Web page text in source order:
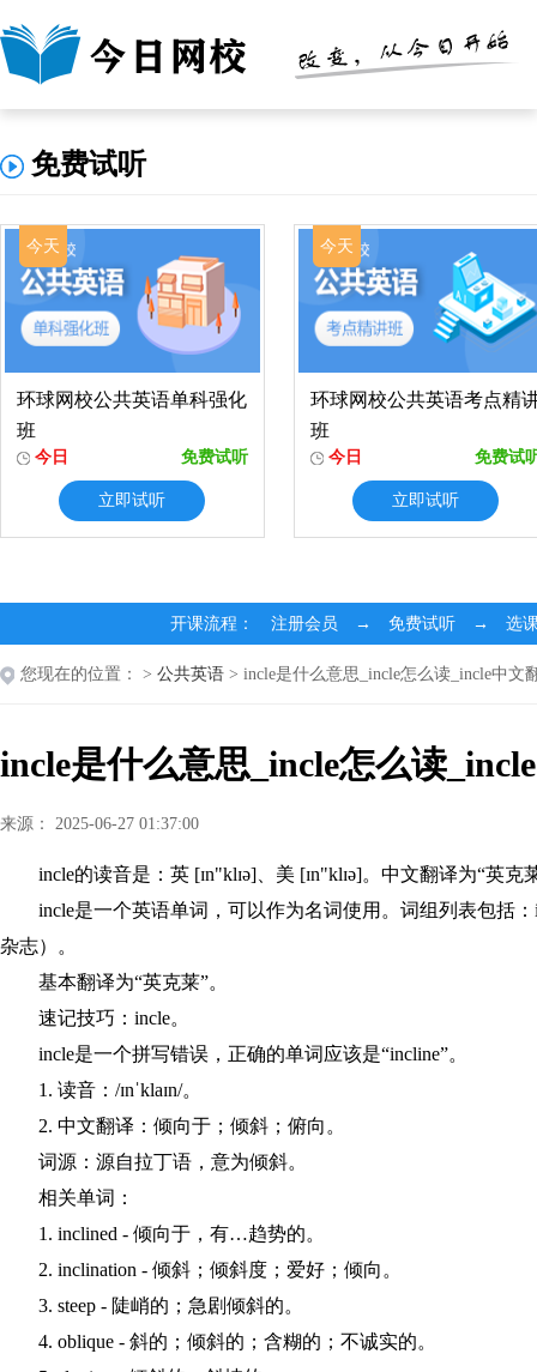
免费试听
今天
环球网校公共英语单科强化
班
今日 免费试听
立即试听
今天
环球网校公共英语考点精
班
今日 免费试
立即试听
开课流程： 注册会员 → 免费试听 → 选
您现在的位置： > 公共英语 > incle是什么意思_incle怎么读_incle中文
incle是什么意思_incle怎么读
来源： 2025-06-27 01:37:00
incle的读音是：英 [ɪn"klɪə]、美 [ɪn"klɪə]。中文翻译为“英克
incle是一个英语单词，可以作为名词使用。词组列表包括：
杂志）。
基本翻译为“英克莱”。
速记技巧：incle。
incle是一个拼写错误，正确的单词应该是“incline”。
1. 读音：/ɪnˈklaɪn/。
2. 中文翻译：倾向于；倾斜；俯向。
词源：源自拉丁语，意为倾斜。
相关单词：
1. inclined - 倾向于，有…趋势的。
2. inclination - 倾斜；倾斜度；爱好；倾向。
3. steep - 陡峭的；急剧倾斜的。
4. oblique - 斜的；倾斜的；含糊的；不诚实的。